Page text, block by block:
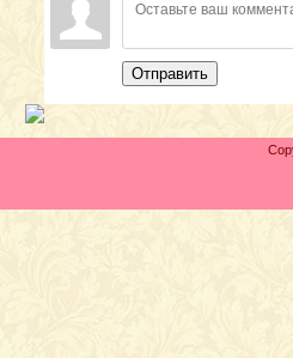
Отправить